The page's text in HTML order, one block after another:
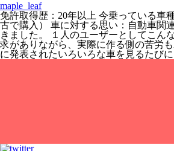
maple_leaf
免許取得歴：20年以上 今乗っている車
古で購入） 車に対する思い：自動車関
きました。 １人のユーザーとしてこん
求がありながら、実際に作る側の苦労
に発表されたいろいろな車を見るたび